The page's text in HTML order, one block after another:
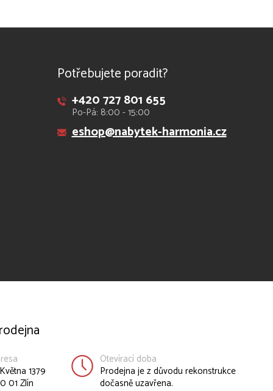
Potřebujete poradit?
+420 727 801 655
Po-Pá: 8:00 - 15:00
eshop@nabytek-harmonia.cz
1379
01 Zlín
Otevírací doba
Prodejna je z důvodu rekonstrukce
dočasně uzavřena.